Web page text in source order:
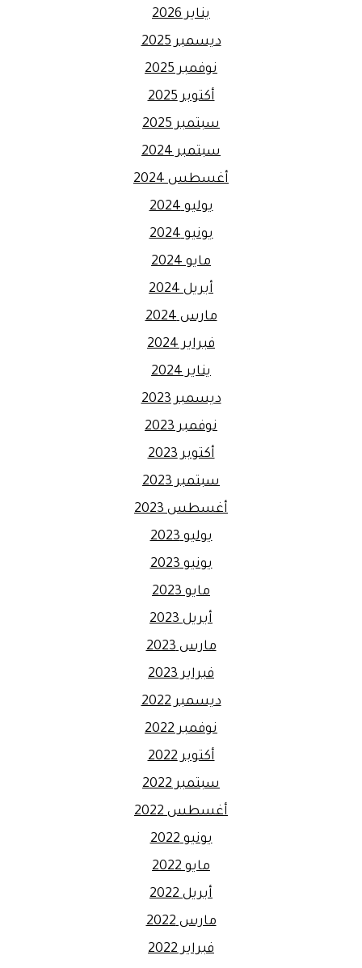
يناير 2026
ديسمبر 2025
نوفمبر 2025
أكتوبر 2025
سبتمبر 2025
سبتمبر 2024
أغسطس 2024
يوليو 2024
يونيو 2024
مايو 2024
أبريل 2024
مارس 2024
فبراير 2024
يناير 2024
ديسمبر 2023
نوفمبر 2023
أكتوبر 2023
سبتمبر 2023
أغسطس 2023
يوليو 2023
يونيو 2023
مايو 2023
أبريل 2023
مارس 2023
فبراير 2023
ديسمبر 2022
نوفمبر 2022
أكتوبر 2022
سبتمبر 2022
أغسطس 2022
يونيو 2022
مايو 2022
أبريل 2022
مارس 2022
فبراير 2022